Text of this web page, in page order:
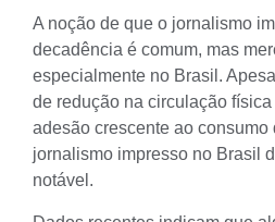
A noção de que o jornalismo
decadência é comum, mas
especialmente no Brasil.
de redução na circulação
adesão crescente ao
jornalismo impresso no Brasil
notável.